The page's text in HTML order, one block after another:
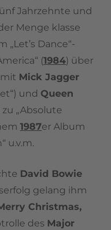
Jahrzehnte und
Menge klasse
„Let’s Dance“-
(1984) über
Mick Jagger
und Queen
zu „Absolute
1987er Album
u.v.m.
David Bowie
gelang ihm
Christmas,
des Major